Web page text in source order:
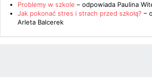
Problemy w szkole – odpowiada Paulina
Jak pokonać stres i strach przed szkołą? –
Arleta Balcerek